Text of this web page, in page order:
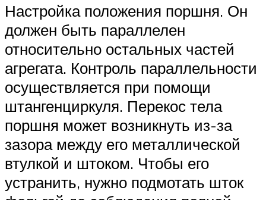
Настройка положения поршня. Он
должен быть параллелен
относительно остальных частей
агрегата. Контроль параллельности
осуществляется при помощи
штангенциркуля. Перекос тела
поршня может возникнуть из-за
зазора между его металлической
втулкой и штоком. Чтобы его
устранить, нужно подмотать шток